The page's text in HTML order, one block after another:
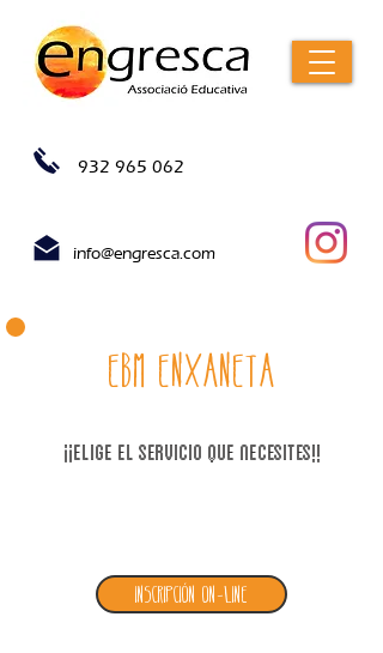
932 965 062
info@engresca.com
EBM ENXANETA
¡¡Elige el servicio que necesites!!
Inscripción ON-LINE